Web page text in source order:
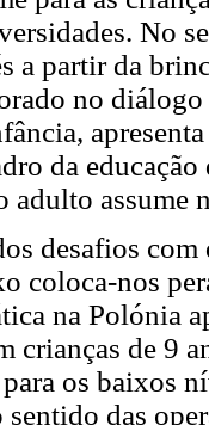
No
a partir da
no
da
adulto assume
desafios com
coloca-nos
na Polónia
crianças de 9
os baixos
sentido das